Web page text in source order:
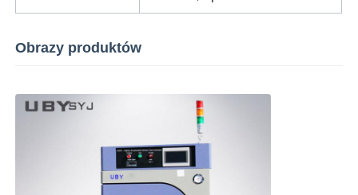
Obrazy produktów